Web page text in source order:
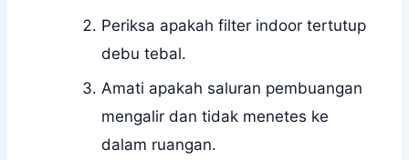
Periksa apakah filter indoor tertutup
debu tebal.
Amati apakah saluran pembuangan
mengalir dan tidak menetes ke
dalam ruangan.